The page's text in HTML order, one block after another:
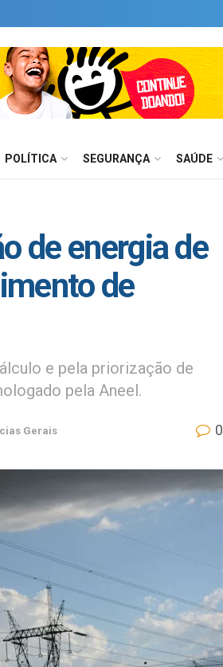
POLÍTICA SEGURANÇA SAÚDE
de energia de
de
e pela priorização de
pela Aneel.
Gerais 0